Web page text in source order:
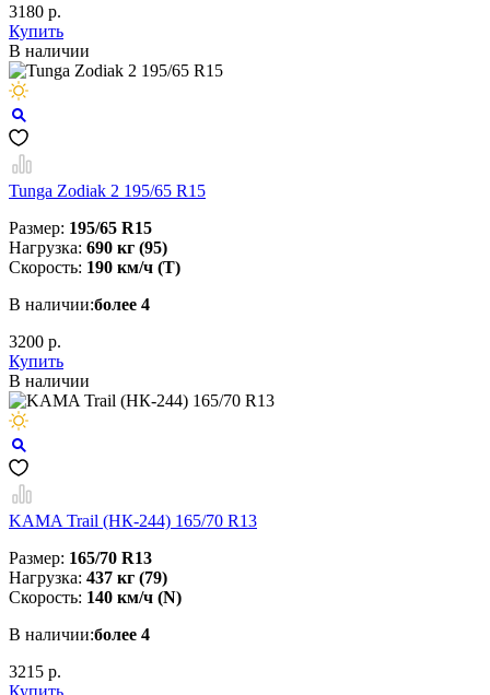
3180 р.
Купить
В наличии
Tunga Zodiak 2 195/65 R15
Размер: 195/65 R15
Нагрузка: 690 кг (95)
Скорость: 190 км/ч (T)
В наличии:более 4
3200 р.
Купить
В наличии
KAMA Trail (НК-244) 165/70 R13
Размер: 165/70 R13
Нагрузка: 437 кг (79)
Скорость: 140 км/ч (N)
В наличии:более 4
3215 р.
Купить